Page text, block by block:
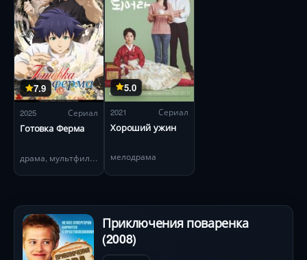
7.9
2025 Сериал
Готовка Ферма
5.0
2021 Сериал
Хороший ужин
мелодрама
Приключения поваренка
(2008)